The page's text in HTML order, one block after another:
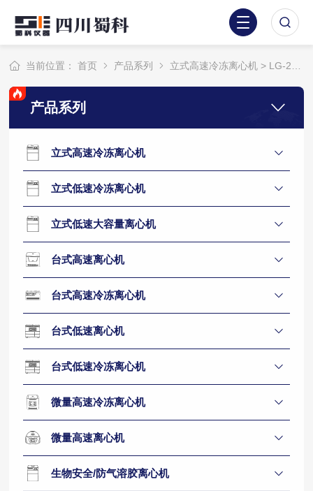
当前位置：首页 产品系列 立式高速冷冻离心机 > LG-22M立式高速大容量冷冻离心机
产品系列
立式高速冷冻离心机
立式低速冷冻离心机
立式低速大容量离心机
台式高速离心机
台式高速冷冻离心机
台式低速离心机
台式低速冷冻离心机
微量高速冷冻离心机
微量高速离心机
生物安全/防气溶胶离心机